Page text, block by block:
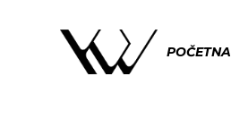
POČETNA